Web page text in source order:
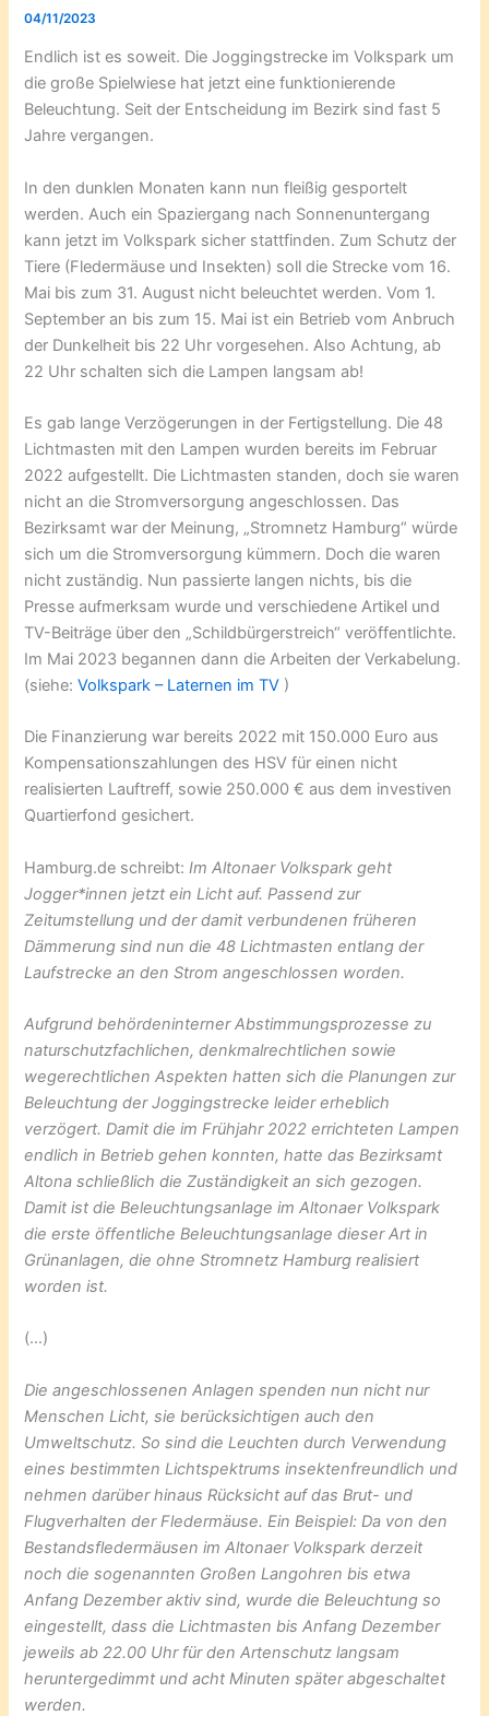
04/11/2023
Endlich ist es soweit. Die Joggingstrecke im Volkspark um
die große Spielwiese hat jetzt eine funktionierende
Beleuchtung. Seit der Entscheidung im Bezirk sind fast 5
Jahre vergangen.
In den dunklen Monaten kann nun fleißig gesportelt
werden. Auch ein Spaziergang nach Sonnenuntergang
kann jetzt im Volkspark sicher stattfinden. Zum Schutz der
Tiere (Fledermäuse und Insekten) soll die Strecke vom 16.
Mai bis zum 31. August nicht beleuchtet werden. Vom 1.
September an bis zum 15. Mai ist ein Betrieb vom Anbruch
der Dunkelheit bis 22 Uhr vorgesehen. Also Achtung, ab
22 Uhr schalten sich die Lampen langsam ab!
Es gab lange Verzögerungen in der Fertigstellung. Die 48
Lichtmasten mit den Lampen wurden bereits im Februar
2022 aufgestellt. Die Lichtmasten standen, doch sie waren
nicht an die Stromversorgung angeschlossen. Das
Bezirksamt war der Meinung, „Stromnetz Hamburg“ würde
sich um die Stromversorgung kümmern. Doch die waren
nicht zuständig. Nun passierte langen nichts, bis die
Presse aufmerksam wurde und verschiedene Artikel und
TV-Beiträge über den „Schildbürgerstreich“ veröffentlichte.
Im Mai 2023 begannen dann die Arbeiten der Verkabelung.
(siehe:Volkspark – Laternen im TV )
Die Finanzierung war bereits 2022 mit 150.000 Euro aus
Kompensationszahlungen des HSV für einen nicht
realisierten Lauftreff, sowie 250.000 € aus dem investiven
Quartierfond gesichert.
Hamburg.de schreibt:Im Altonaer Volkspark geht
Jogger*innen jetzt ein Licht auf. Passend zur
Zeitumstellung und der damit verbundenen früheren
Dämmerung sind nun die 48 Lichtmasten entlang der
Laufstrecke an den Strom angeschlossen worden.
Aufgrund behördeninterner Abstimmungsprozesse zu
naturschutzfachlichen, denkmalrechtlichen sowie
wegerechtlichen Aspekten hatten sich die Planungen zur
Beleuchtung der Joggingstrecke leider erheblich
verzögert. Damit die im Frühjahr 2022 errichteten Lampen
endlich in Betrieb gehen konnten, hatte das Bezirksamt
Altona schließlich die Zuständigkeit an sich gezogen.
Damit ist die Beleuchtungsanlage im Altonaer Volkspark
die erste öffentliche Beleuchtungsanlage dieser Art in
Grünanlagen, die ohne Stromnetz Hamburg realisiert
worden ist.
(…)
Die angeschlossenen Anlagen spenden nun nicht nur
Menschen Licht, sie berücksichtigen auch den
Umweltschutz. So sind die Leuchten durch Verwendung
eines bestimmten Lichtspektrums insektenfreundlich und
nehmen darüber hinaus Rücksicht auf das Brut- und
Flugverhalten der Fledermäuse. Ein Beispiel: Da von den
Bestandsfledermäusen im Altonaer Volkspark derzeit
noch die sogenannten Großen Langohren bis etwa
Anfang Dezember aktiv sind, wurde die Beleuchtung so
eingestellt, dass die Lichtmasten bis Anfang Dezember
jeweils ab 22.00 Uhr für den Artenschutz langsam
heruntergedimmt und acht Minuten später abgeschaltet
werden.